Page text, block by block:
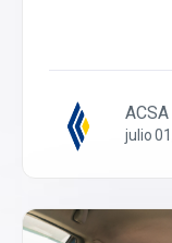
ACSA
julio